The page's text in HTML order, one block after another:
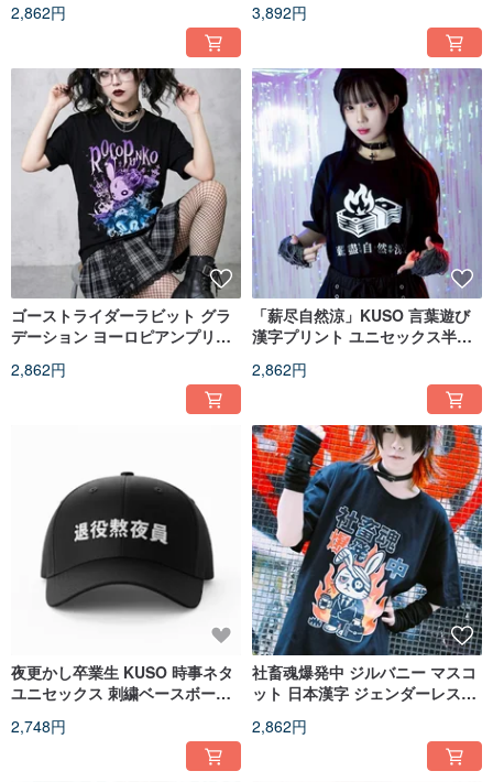
ャツ オリジナル JJE10062
2,862円
次元オタク JJE10067
3,892円
ゴーストライダーラビット グラ
デーション ヨーロピアンプリン
リジナルジルラビット マスコッ
2,862円
「薪尽自然涼」KUSO 言葉遊び
漢字プリント ユニセックス半袖
JJE10061
2,862円
夜更かし卒業生 KUSO 時事ネタ
ユニセックス 刺繍ベースボール
プ JJE10060
2,748円
社畜魂爆発中 ジルバニー マスコ
ット 日本漢字 ジェンダーレス半
JJE10057
2,862円